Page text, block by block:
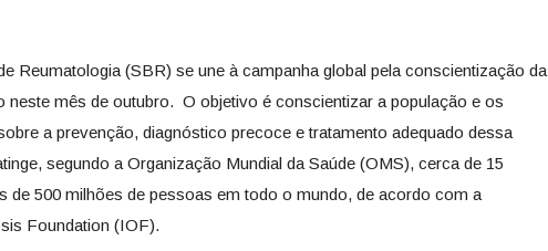
Reumatologia (SBR) se une à campanha global pela conscientização da
neste mês de outubro. O objetivo é conscientizar a população e os
a prevenção, diagnóstico precoce e tratamento adequado dessa
segundo a Organização Mundial da Saúde (OMS), cerca de 15
de 500 milhões de pessoas em todo o mundo, de acordo com a
Foundation (IOF).